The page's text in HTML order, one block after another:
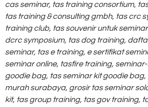
cas seminar, tas training consortium,
tas training & consulting gmbh, tas crc
training club, tas souvenir untuk
dcrc symposium, tas dog training,
seminar, tas e training, e sertifikat
seminar online, tasfire training,
goodie bag, tas seminar kit goodie bag,
murah surabaya, grosir tas seminar
kit, tas group training, tas gov training,